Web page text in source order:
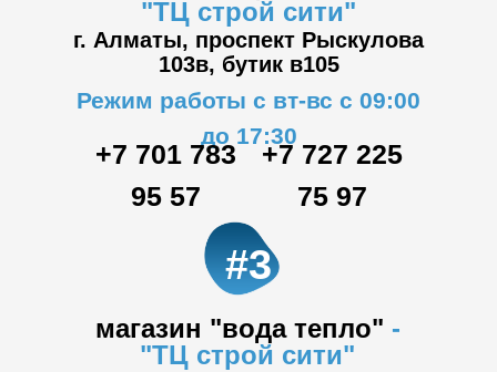
"ТЦ строй сити"
г. Алматы, проспект Рыскулова
103в, бутик в105
Режим работы с вт-вс с 09:00
до 17:30
магазин "вода тепло" -
"ТЦ строй сити"
#3
+7 701 783
95 57
+7 727 225
75 97